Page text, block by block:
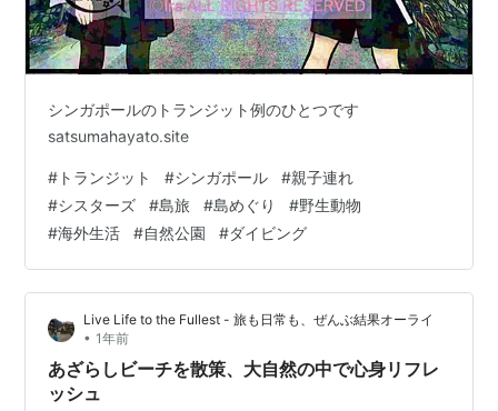
シンガポールのトランジット例のひとつです
satsumahayato.site
# トランジット #シンガポール #親子連れ
#シスターズ #島旅 #島めぐり #野生動物
#海外生活 #自然公園 #ダイビング
Live Life to the Fullest - 旅も日常も、ぜんぶ結果オーライ
• 1年前
あざらしビーチを散策、大自然の中で心身リフレ
ッシュ